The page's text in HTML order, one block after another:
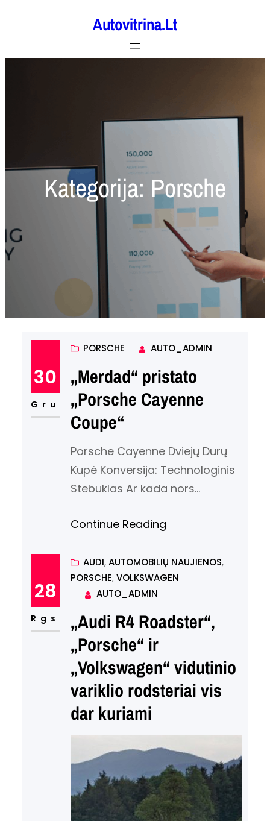
Autovitrina.lt
Kategorija: Porsche
30
Gru
PORSCHE AUTO_ADMIN
„Merdad“ pristato
„Porsche Cayenne
Coupe“
Porsche Cayenne Dviejų Durų
Kupė Konversija: Technologinis
Stebuklas Ar kada nors
transformuoti galingą Porsche
automobilį? Galbūt tai skamba
kaip futuristinis projektas,
tačiau Jungtinėje Karalystėje
įsikūrusi kompanija Merdad jau
įgyvendina šią idėją, siūlydama
tikrą dviejų durų kupė
konversiją šiam ikoniškam
automobiliui. Šis projektas, kuris
tikrai domina automobilių
entuziastus,…
Continue Reading
28
Rgs
AUDI, AUTOMOBILIŲ NAUJIENOS,
PORSCHE, VOLKSWAGEN
AUTO_ADMIN
„Audi R4 Roadster“,
„Porsche“ ir
„Volkswagen“ vidutinio
variklio rodsteriai vis
dar kuriami